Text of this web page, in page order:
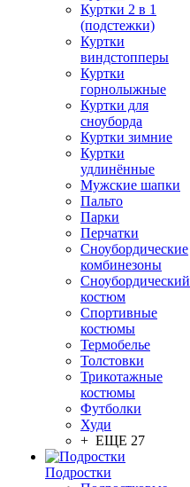
Куртки 2 в 1
(подстежки)
Куртки
виндстопперы
Куртки
горнолыжные
Куртки для
сноуборда
Куртки зимние
Куртки
удлинённые
Мужские шапки
Пальто
Парки
Перчатки
Сноубордические
комбинезоны
Сноубордический
костюм
Спортивные
костюмы
Термобелье
Толстовки
Трикотажные
костюмы
Футболки
Худи
+ ЕЩЕ 27
Подростки